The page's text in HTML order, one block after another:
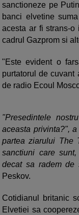
sanctioneze pe
banci elvetine
acesta ar fi strans-
cadrul Gazprom si
"Este evident o
purtatorul de cuvant
de radio Ecoul
"Presedintele
aceasta privinta?",
partea ziarului The
sanctiuni care
decat sa radem de
Peskov.
Cotidianul britanic
Elvetiei sa